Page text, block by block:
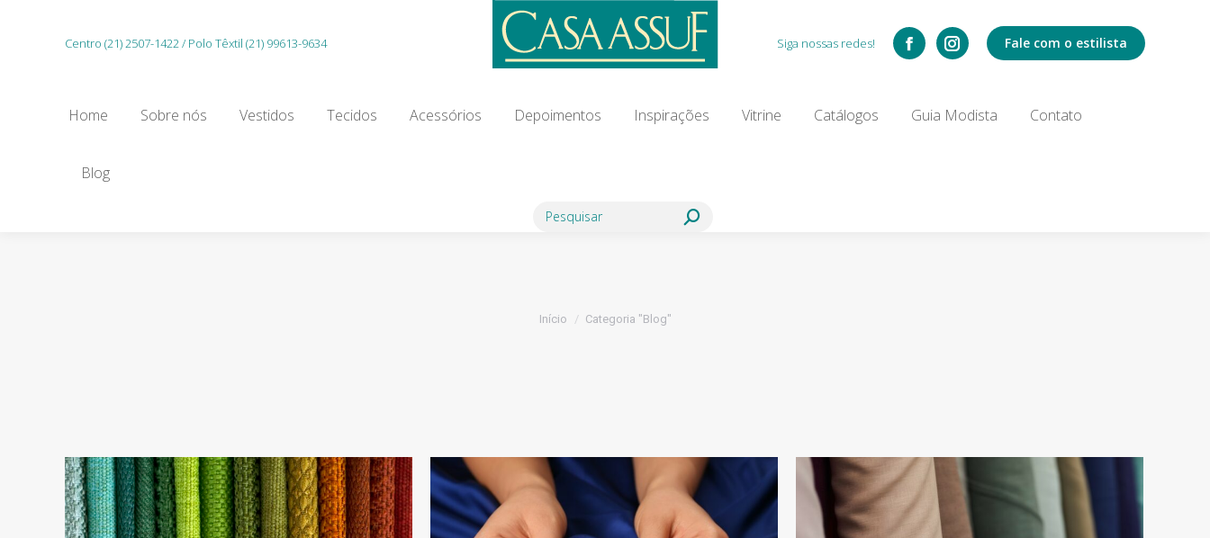
Centro (21) 2507-1422 / Polo Têxtil (21) 99613-9634 Siga nossas redes! Fale com o estilista
Home Sobre nós Vestidos Tecidos Acessórios Depoimentos Inspirações Vitrine Catálogos Guia Modista Contato
Blog
Search:
Você está aqui:
Início Categoria "Blog"
Depoimentos Inspirações
Search: